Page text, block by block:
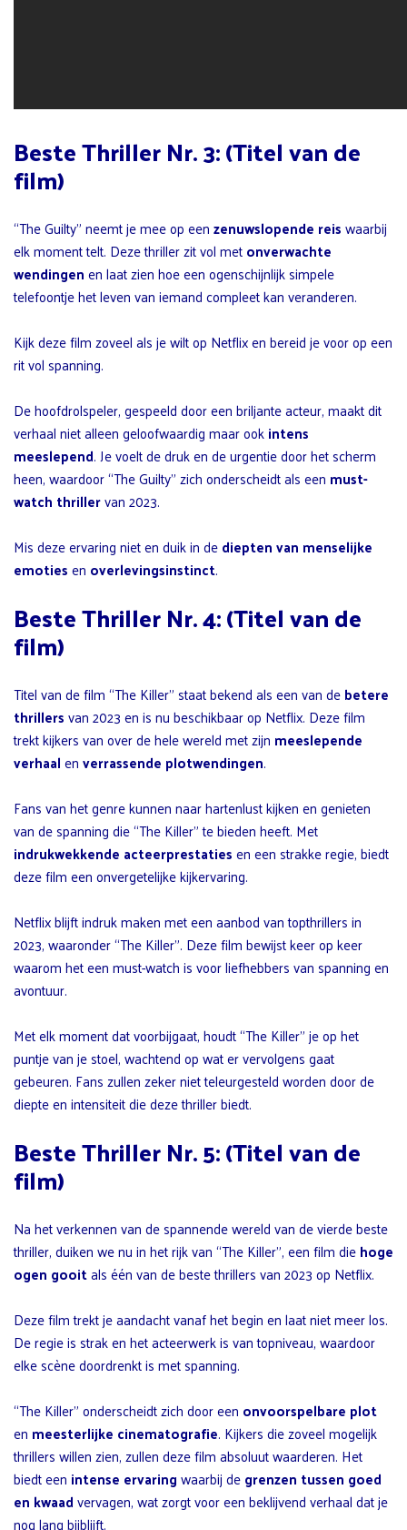
Beste Thriller Nr. 3: (Titel van de
film)
“The Guilty” neemt je mee op eenzenuwslopende reiswaarbij
elk moment telt. Deze thriller zit vol metonverwachte
wendingenen laat zien hoe een ogenschijnlijk simpele
telefoontje het leven van iemand compleet kan veranderen.
Kijk deze film zoveel als je wilt op Netflix en bereid je voor op een
rit vol spanning.
De hoofdrolspeler, gespeeld door een briljante acteur, maakt dit
verhaal niet alleen geloofwaardig maar ookintens
meeslepend. Je voelt de druk en de urgentie door het scherm
heen, waardoor “The Guilty” zich onderscheidt als een must-
watch thrillervan 2023.
Mis deze ervaring niet en duik in dediepten van menselijke
emotiesen overlevingsinstinct.
Beste Thriller Nr. 4: (Titel van de
film)
Titel van de film “The Killer” staat bekend als een van debetere
thrillersvan 2023 en is nu beschikbaar op Netflix. Deze film
trekt kijkers van over de hele wereld met zijn meeslepende
verhaalenverrassende plotwendingen.
Fans van het genre kunnen naar hartenlust kijken en genieten
van de spanning die “The Killer” te bieden heeft. Met
indrukwekkende acteerprestatiesen een strakke regie, biedt
deze film een onvergetelijke kijkervaring.
Netflix blijft indruk maken met een aanbod van topthrillers in
2023, waaronder “The Killer”. Deze film bewijst keer op keer
waarom het een must-watch is voor liefhebbers van spanning en
avontuur.
Met elk moment dat voorbijgaat, houdt “The Killer” je op het
puntje van je stoel, wachtend op wat er vervolgens gaat
gebeuren. Fans zullen zeker niet teleurgesteld worden door de
diepte en intensiteit die deze thriller biedt.
Beste Thriller Nr. 5: (Titel van de
film)
Na het verkennen van de spannende wereld van de vierde beste
thriller, duiken we nu in het rijk van “The Killer”, een film diehoge
ogen gooitals één van de beste thrillers van 2023 op Netflix.
Deze film trekt je aandacht vanaf het begin en laat niet meer los.
De regie is strak en het acteerwerk is van topniveau, waardoor
elke scène doordrenkt is met spanning.
“The Killer” onderscheidt zich door een onvoorspelbare plot
en meesterlijke cinematografie. Kijkers die zoveel mogelijk
thrillers willen zien, zullen deze film absoluut waarderen. Het
biedt een intense ervaringwaarbij degrenzen tussen goed
en kwaadvervagen, wat zorgt voor een beklijvend verhaal dat je
nog lang bijblijft.